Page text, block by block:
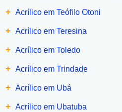
+ Acrílico em Teófilo Otoni
+ Acrílico em Teresina
+ Acrílico em Toledo
+ Acrílico em Trindade
+ Acrílico em Ubá
+ Acrílico em Ubatuba